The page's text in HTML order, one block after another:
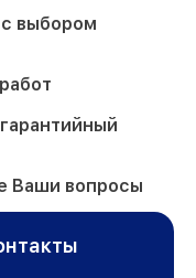
выбором
Ваши вопросы